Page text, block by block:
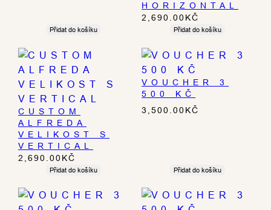
Přidat do košíku
HORIZONTAL
2,690.00 KČ
Přidat do košíku
CUSTOM
ALFREDA
VELIKOST S
VERTICAL
2,690.00 KČ
Přidat do košíku
VOUCHER 3
500 KČ
3,500.00 KČ
Přidat do košíku